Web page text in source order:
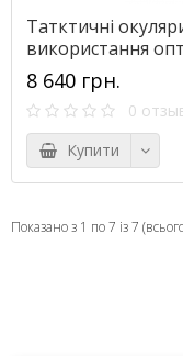
Татктичні
використання
8 640 грн.
0
Купити
Показано з 1 по 7 із 7